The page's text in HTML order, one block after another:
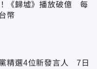
《歸墟》播放破億 每
幣
精選4位新發言人 7日